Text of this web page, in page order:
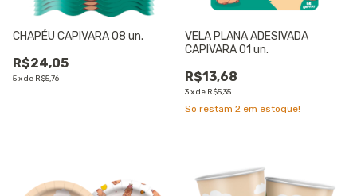
CHAPÉU CAPIVARA 08 un.
R$24,05
5xde R$5,76
VELA PLANA ADESIVADA
CAPIVARA 01 un.
R$13,68
3xde R$5,35
Só restam 2 em estoque!